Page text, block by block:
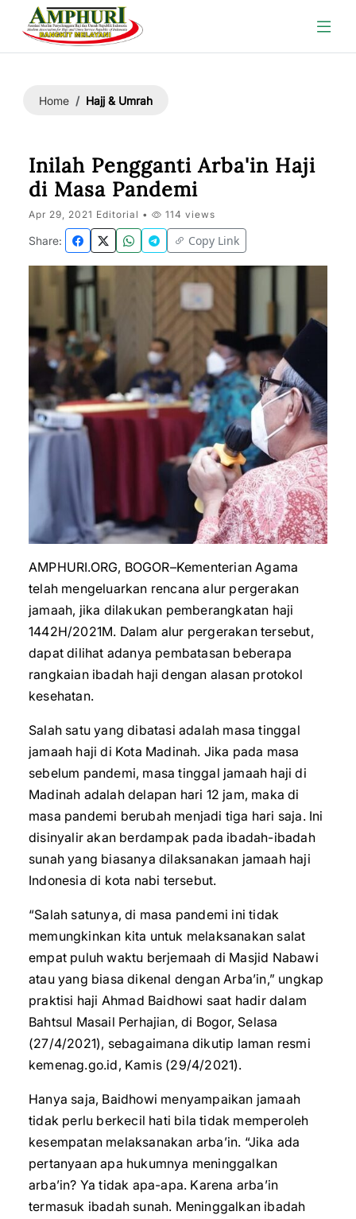
Home Hajj & Umrah
Inilah Pengganti Arba'in Haji
di Masa Pandemi
Apr 29, 2021 Editorial • 114 views
Share: Copy Link
AMPHURI.ORG, BOGOR–Kementerian Agama
telah mengeluarkan rencana alur pergerakan
jamaah, jika dilakukan pemberangkatan haji
1442H/2021M. Dalam alur pergerakan tersebut,
dapat dilihat adanya pembatasan beberapa
rangkaian ibadah haji dengan alasan protokol
kesehatan.
Salah satu yang dibatasi adalah masa tinggal
jamaah haji di Kota Madinah. Jika pada masa
sebelum pandemi, masa tinggal jamaah haji di
Madinah adalah delapan hari 12 jam, maka di
masa pandemi berubah menjadi tiga hari saja. Ini
disinyalir akan berdampak pada ibadah-ibadah
sunah yang biasanya dilaksanakan jamaah haji
Indonesia di kota nabi tersebut.
“Salah satunya, di masa pandemi ini tidak
memungkinkan kita untuk melaksanakan salat
empat puluh waktu berjemaah di Masjid Nabawi
atau yang biasa dikenal dengan Arba’in,” ungkap
praktisi haji Ahmad Baidhowi saat hadir dalam
Bahtsul Masail Perhajian, di Bogor, Selasa
(27/4/2021), sebagaimana dikutip laman resmi
kemenag.go.id, Kamis (29/4/2021).
Hanya saja, Baidhowi menyampaikan jamaah
tidak perlu berkecil hati bila tidak memperoleh
kesempatan melaksanakan arba’in. “Jika ada
pertanyaan apa hukumnya meninggalkan
arba’in? Ya tidak apa-apa. Karena arba’in
termasuk ibadah sunah. Meninggalkan ibadah